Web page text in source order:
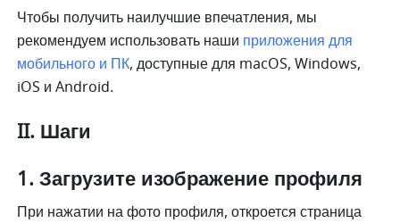
Чтобы получить наилучшие впечатления, мы
рекомендуем использовать наши приложения для
мобильного и ПК, доступные для macOS, Windows,
iOS и Android.
II. Шаги
Загрузите изображение профиля
При нажатии на фото профиля, откроется страница